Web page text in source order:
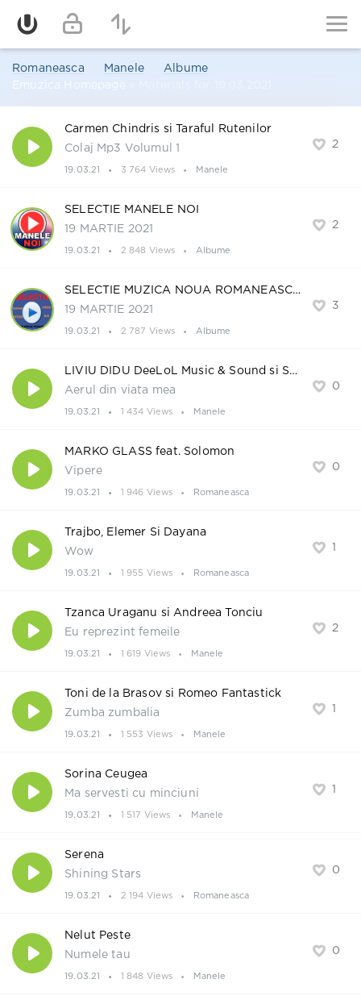
Romaneasca Manele
Albume
Emuzica Homepage
2
Carmen Chindris si Taraful Rutenilor
Colaj Mp3 Volumul 1
19.03.21 3 764 Views Manele
2
SELECTIE MANELE NOI
19 MARTIE 2021
19.03.21 2 848 Views Albume
3
SELECTIE MUZICA NOUA ROMANEASCA
19 MARTIE 2021
19.03.21 2 787 Views Albume
0
LIVIU DIDU DeeLoL Music & Sound si Sabin Tallava
Aerul din viata mea
19.03.21 1 434 Views Manele
0
MARKO GLASS feat. Solomon
Vipere
19.03.21 1 946 Views Romaneasca
1
Trajbo, Elemer Si Dayana
Wow
19.03.21 1 955 Views Romaneasca
2
Tzanca Uraganu si Andreea Tonciu
Eu reprezint femeile
19.03.21 1 619 Views Manele
1
Toni de la Brasov si Romeo Fantastick
Zumba zumbalia
19.03.21 1 553 Views Manele
1
Sorina Ceugea
Ma servesti cu minciuni
19.03.21 1 517 Views Manele
0
Serena
Shining Stars
19.03.21 2 194 Views Romaneasca
0
Nelut Peste
Numele tau
19.03.21 1 848 Views Manele